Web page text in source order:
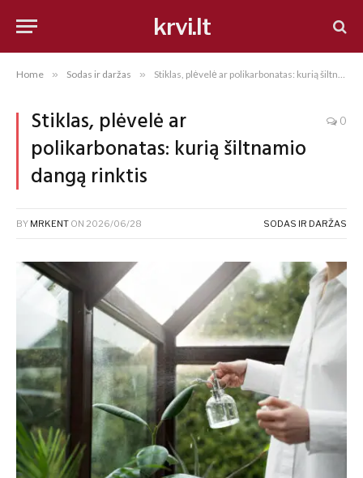
krvi.lt
Home » Sodas ir daržas » Stiklas, plėvelė ar polikarbonatas: kurią šiltnamio dangą rinktis
Stiklas, plėvelė ar
polikarbonatas: kurią šiltnamio
dangą rinktis
0
BY MRKENT ON 2026/06/28 SODAS IR DARŽAS